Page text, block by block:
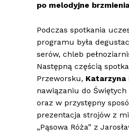
po melodyjne
Podczas spotkania
programu była
serów, chleb
Następną częścią
Przeworsku, Katarzyna
nawiązaniu do
oraz w przystępny
prezentacja strojów z
„Pąsowa Róża” z